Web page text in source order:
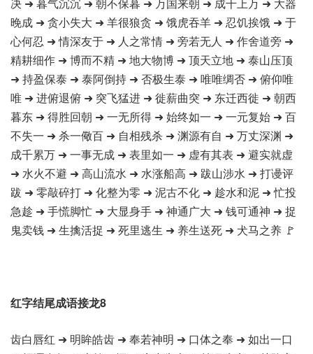
晚成 ➜ 贪小失大 ➜ 羊很狼贪 ➜ 饿虎吞羊 ➜ 忍饥挨饿 ➜ 于
心何忍 ➜ 情深友于 ➜ 人之常情 ➜ 旁若无人 ➜ 作舍道旁 ➜
精耕细作 ➜ 博而不精 ➜ 地大物博 ➜ 顶天立地 ➜ 泰山压顶
➜ 持盈保泰 ➜ 泰阿倒持 ➜ 否极生泰 ➜ 唯唯绸否 ➜ 俯仰唯
唯 ➜ 进俯退俯 ➜ 突飞猛进 ➜ 徙薪曲突 ➜ 东迁西徙 ➜ 朝西
暮东 ➜ 得胜回朝 ➜ 一无所得 ➜ 始终如一 ➜ 一元复始 ➜ 百
不失一 ➜ 杀一儆百 ➜ 自相残杀 ➜ 渊源有自 ➜ 万丈深渊 ➜
成千累万 ➜ 一事无成 ➜ 表里如一 ➜ 虚有其表 ➜ 避实就虚
➜ 水火不避 ➜ 高山流水 ➜ 水涨船高 ➜ 跋山涉水 ➜ 打谩评
跋 ➜ 零敲碎打 ➜ 化整为零 ➜ 泥古不化 ➜ 趁水和泥 ➜ 忙投
急趁 ➜ 手慌脚忙 ➜ 大显身手 ➜ 神通广大 ➜ 钱可通神 ➜ 捉
鬼卖钱 ➜ 生擒活捉 ➜ 死里逃生 ➜ 养生送死 ➜ 犬马之养 🚩
红字结尾成语接龙8
齿白唇红 ➜ 明眸皓齿 ➜ 奉若神明 ➜ 口体之奉 ➜ 如出一口